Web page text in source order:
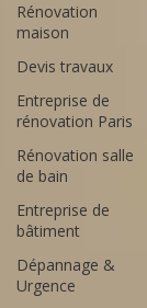
Rénovation
maison
Devis travaux
Entreprise de
rénovation Paris
Rénovation salle
de bain
Entreprise de
bâtiment
Dépannage &
Urgence